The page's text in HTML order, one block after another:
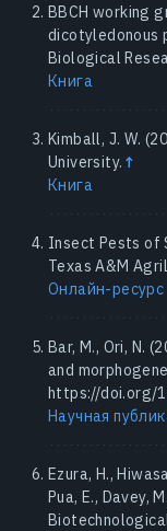
BBCH working
dicotyledonous
Biological
Книга
Kimball, J. W.
University. ↑
Книга
Insect Pests of
Texas A&M
Онлайн-ресурс
Bar, M., Ori, N.
and
https://doi.org/
Научная
Ezura, H.,
Pua, E., Davey,